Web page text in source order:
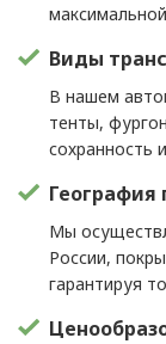
Виды
В нашем
тенты,
сохранность
География
Мы
России,
гарантируя